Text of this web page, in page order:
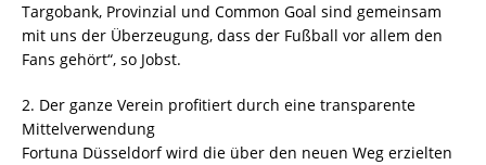
Targobank, Provinzial und Common Goal sind gemeinsam
mit uns der Überzeugung, dass der Fußball vor allem den
Fans gehört“, so Jobst.
2. Der ganze Verein profitiert durch eine transparente
Mittelverwendung
Fortuna Düsseldorf wird die über den neuen Weg erzielten